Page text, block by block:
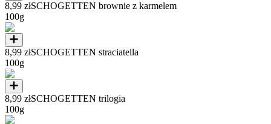
8,99 złSCHOGETTEN brownie z karmelem
100g
8,99 złSCHOGETTEN straciatella
100g
8,99 złSCHOGETTEN trilogia
100g